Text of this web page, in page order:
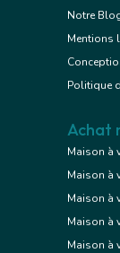
Notre
Mentions
Politique
Achat
Maison à
Maison à
Maison à
Maison à
Maison à